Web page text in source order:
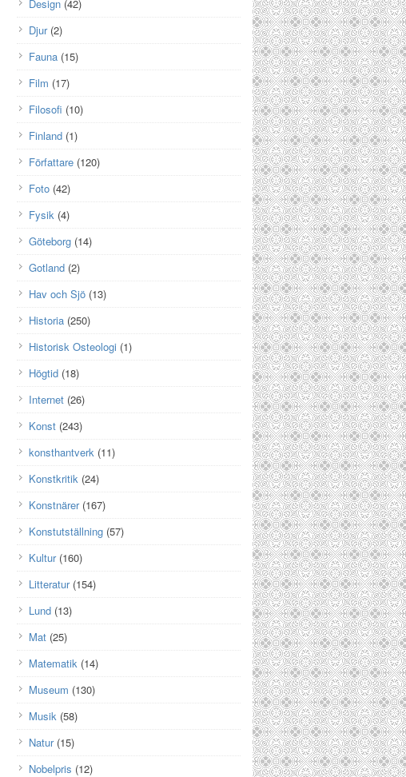
Design (42)
Djur(2)
Fauna (15)
Film (17)
Filosofi (10)
Finland (1)
Författare (120)
Foto (42)
Fysik (4)
Göteborg (14)
Gotland (2)
Hav och Sjö (13)
Historia (250)
Historisk Osteologi (1)
Högtid (18)
Internet (26)
Konst (243)
konsthantverk (11)
Konstkritik (24)
Konstnärer(167)
Konstutställning (57)
Kultur(160)
Litteratur(154)
Lund (13)
Mat (25)
Matematik (14)
Museum (130)
Musik (58)
Natur(15)
Nobelpris (12)